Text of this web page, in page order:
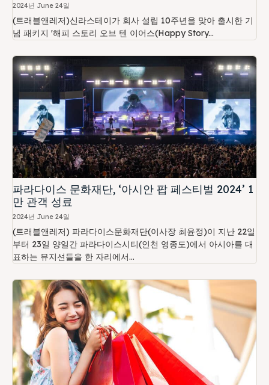
2024년 June 24일
(트래블앤레저)신라스테이가 회사 설립 10주년을 맞아 출시한 기
념 패키지 '해피 스토리 오브 텐 이어스(Happy Story...
파라다이스 문화재단, ‘아시안 팝 페스티벌 2024’ 1
만 관객 성료
2024년 June 24일
(트래블앤레저) 파라다이스문화재단(이사장 최윤정)이 지난 22일
부터 23일 양일간 파라다이스시티(인천 영종도)에서 아시아를 대
표하는 뮤지션들을 한 자리에서...